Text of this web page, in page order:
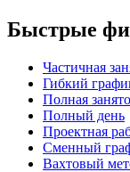
Быстрые
Частичная
Гибкий
Полная
Полный день
Проектная
Сменный
Вахтовый